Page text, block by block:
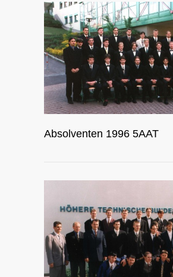
Absolventen 1996 5AAT